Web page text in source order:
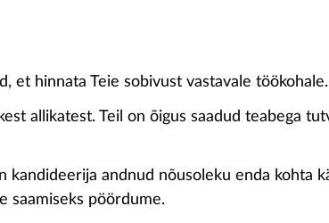
et hinnata Teie sobivust vastavale töökohale.
allikatest. Teil on õigus saadud teabega
andnud nõusoleku enda kohta
saamiseks pöördume.